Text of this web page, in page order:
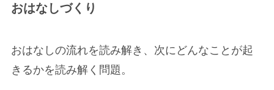
おはなしづくり
おはなしの流れを読み解き、次にどんなことが起
きるかを読み解く問題。